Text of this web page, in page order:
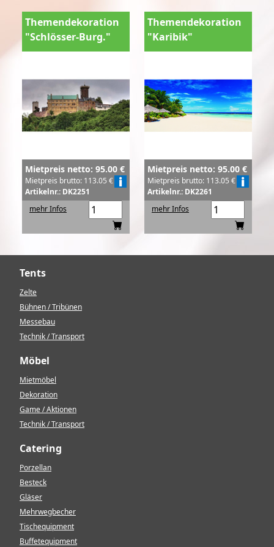
Themendekoration
"Schlösser-Burg."
Mietpreis netto: 95.00 €
Mietpreis brutto: 113.05 €
Artikelnr.: DK2251
mehr Infos
Themendekoration
"Karibik"
Mietpreis netto: 95.00 €
Mietpreis brutto: 113.05 €
Artikelnr.: DK2261
mehr Infos
Tents
Zelte
Bühnen / Tribünen
Messebau
Technik / Transport
Möbel
Mietmöbel
Dekoration
Game / Aktionen
Technik / Transport
Catering
Porzellan
Besteck
Gläser
Mehrwegbecher
Tischequipment
Buffetequipment